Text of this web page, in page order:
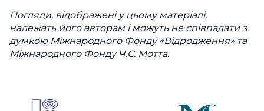
Погляди, відображені у цьому матеріалі,
належать його авторам і можуть не співпадати з
думкою Міжнародного Фонду «Відродження» та
Міжнародного Фонду Ч.С. Мотта.